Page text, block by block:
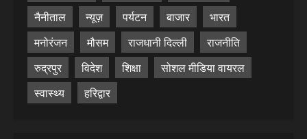
नैनीताल
न्यूज़ पर्यटन बाजार
भारत
मनोरंजन
मौसम राजधानी दिल्ली
राजनीति
रुद्रपुर
विदेश शिक्षा
सोशल मीडिया वायरल
स्वास्थ्य
हरिद्वार